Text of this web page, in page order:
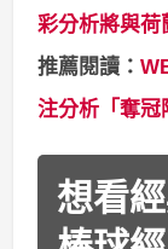
彩分析將與荷
推薦閱讀：
注分析「奪冠
想看